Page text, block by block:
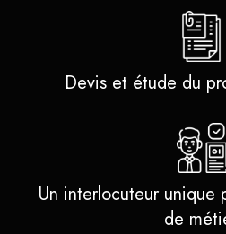
Devis et étude du
Un interlocuteur unique
de